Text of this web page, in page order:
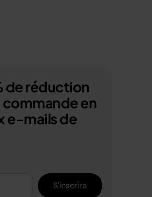
de réduction
en
e-mails de
S'inscrire